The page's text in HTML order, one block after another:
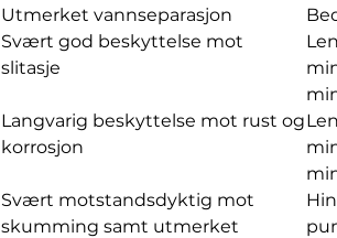
Utmerket vannseparasjon
Svært god beskyttelse mot
slitasje
Langvarig beskyttelse mot rust og
korrosjon
Svært motstandsdyktig mot
skumming samt utmerket